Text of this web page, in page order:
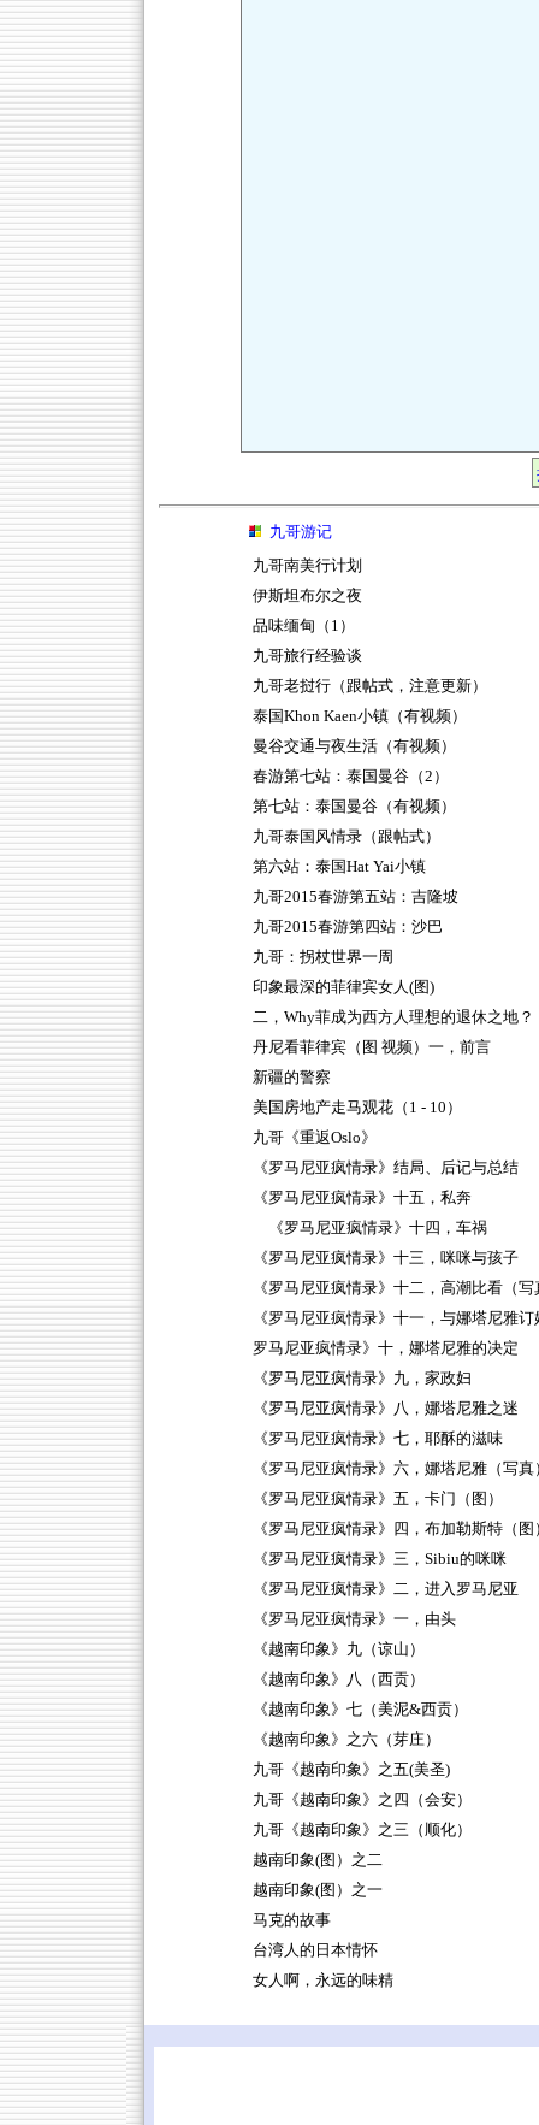
九哥游记
九哥南美行计划
伊斯坦布尔之夜
品味缅甸（1）
九哥旅行经验谈
九哥老挝行（跟帖式，注意更新）
泰国Khon Kaen小镇（有视频）
曼谷交通与夜生活（有视频）
春游第七站：泰国曼谷（2）
第七站：泰国曼谷（有视频）
九哥泰国风情录（跟帖式）
第六站：泰国Hat Yai小镇
九哥2015春游第五站：吉隆坡
九哥2015春游第四站：沙巴
九哥：拐杖世界一周
印象最深的菲律宾女人(图)
二，Why菲成为西方人理想的退休之地？
丹尼看菲律宾（图 视频）一，前言
新疆的警察
美国房地产走马观花（1 - 10）
九哥《重返Oslo》
《罗马尼亚疯情录》结局、后记与总结
《罗马尼亚疯情录》十五，私奔
《罗马尼亚疯情录》十四，车祸
《罗马尼亚疯情录》十三，咪咪与孩子
《罗马尼亚疯情录》十二，高潮比看（写
《罗马尼亚疯情录》十一，与娜塔尼雅订
罗马尼亚疯情录》十，娜塔尼雅的决定
《罗马尼亚疯情录》九，家政妇
《罗马尼亚疯情录》八，娜塔尼雅之迷
《罗马尼亚疯情录》七，耶酥的滋味
《罗马尼亚疯情录》六，娜塔尼雅（写真
《罗马尼亚疯情录》五，卡门（图）
《罗马尼亚疯情录》四，布加勒斯特（图
《罗马尼亚疯情录》三，Sibiu的咪咪
《罗马尼亚疯情录》二，进入罗马尼亚
《罗马尼亚疯情录》一，由头
《越南印象》九（谅山）
《越南印象》八（西贡）
《越南印象》七（美泥&西贡）
《越南印象》之六（芽庄）
九哥《越南印象》之五(美圣)
九哥《越南印象》之四（会安）
九哥《越南印象》之三（顺化）
越南印象(图）之二
越南印象(图）之一
马克的故事
台湾人的日本情怀
女人啊，永远的味精